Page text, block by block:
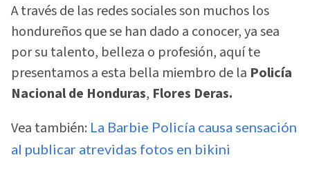
A través de las redes sociales son muchos los
hondureños que se han dado a conocer, ya sea
por su talento, belleza o profesión, aquí te
presentamos a esta bella miembro de la Policía
Nacional de Honduras, Flores Deras.
Vea también: La Barbie Policía causa sensación
al publicar atrevidas fotos en bikini